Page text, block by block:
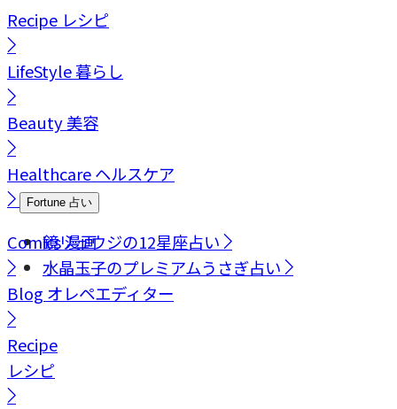
Recipe レシピ
LifeStyle暮らし
Beauty美容
Healthcareヘルスケア
Fortune 占い
鏡リュウジの12星座占い
水晶玉子のプレミアムうさぎ占い
Comics漫画
Blog オレペエディター
Recipe
レシピ